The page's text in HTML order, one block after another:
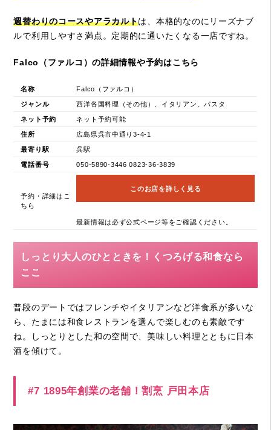
週替わりのコースやアラカルトは、本格的なのにリーズナブ
ルで利用しやすさ満点。定期的に通いたくなる一店ですね。
Falco（ファルコ）の詳細情報や予約はこちら
名称 Falco（ファルコ）
ジャンル 西洋各国料理（その他）、イタリアン、パスタ
ネット予約 ネット予約可能
住所 広島県呉市中通り3-4-1
最寄り駅 呉駅
電話番号 050-5890-3446 0823-36-3839
予約・詳細はこ
ちら
このお店を詳しく見る
最新情報は必ず公式ページ等をご確認ください。
しっとり大人のひとときを！くつろげる和食なら
ここ
普段のデートではフレンチやイタリアンなど洋食系が多いな
ら、たまには和食レストランを選んで楽しむのも素敵です
ね。しっとりとした和の空間で、美味しい料理とともに日本
酒を傾けて。
#7 1895年創業の老舗！割烹 戸田本店